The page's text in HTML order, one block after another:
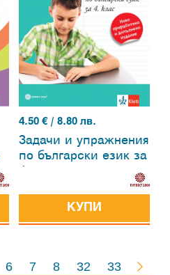
4.50€ / 8.80 лв.
Задачи и упражнения
по български език за
КУПИ
6 7 8 32 33